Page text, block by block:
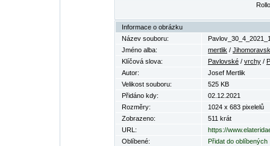
Informace o obrázku
Název souboru:
Jméno alba:
mertlik /
Klíčová slova:
Pavlovské / vrchy /
Autor:
Josef Mertlik
Velikost souboru:
525 KB
Přidáno kdy:
02.12.2021
Rozměry:
1024 x 683 pixelelů
Zobrazeno:
511 krát
URL:
https://
Oblíbené:
Přidat do oblíbených